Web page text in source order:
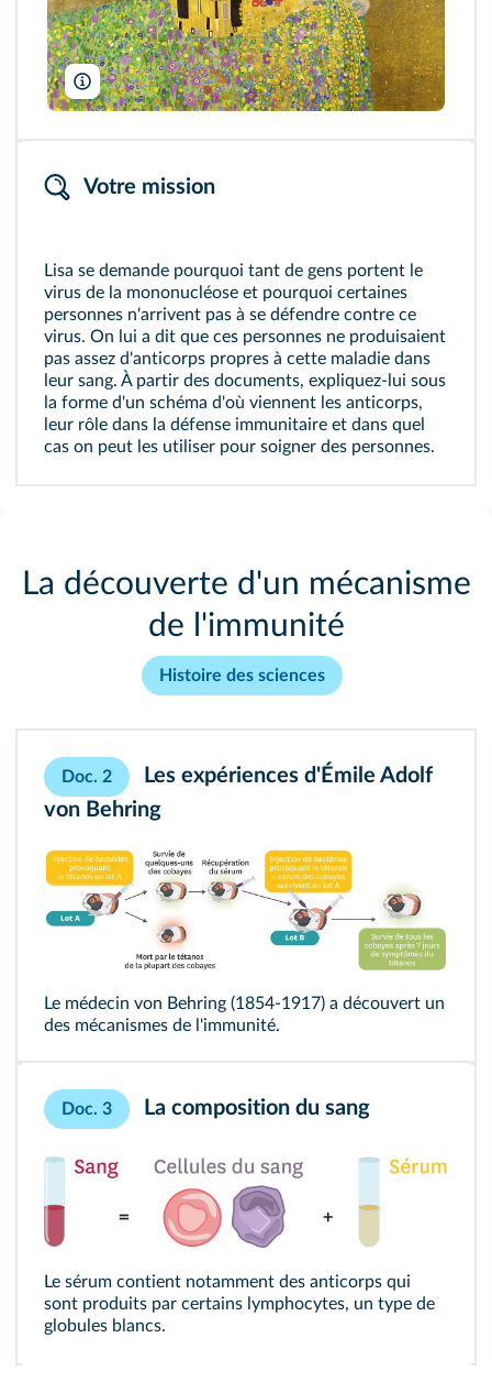
Google Art Project/Wikimedia
Votre mission
Lisa se demande pourquoi tant de gens portent le
virus de la mononucléose et pourquoi certaines
personnes n'arrivent pas à se défendre contre ce
virus. On lui a dit que ces personnes ne produisaient
pas assez d'anticorps propres à cette maladie dans
leur sang. À partir des documents, expliquez-lui sous
la forme d'un schéma d'où viennent les anticorps,
leur rôle dans la défense immunitaire et dans quel
cas on peut les utiliser pour soigner des personnes.
La découverte d'un mécanisme
de l'immunité
Histoire des sciences
Doc. 2
Les expériences d'Émile Adolf
von Behring
Le médecin von Behring (1854-1917) a découvert un
des mécanismes de l'immunité.
Doc. 3 La composition du sang
Le sérum contient notamment des anticorps qui
sont produits par certains lymphocytes, un type de
globules blancs.